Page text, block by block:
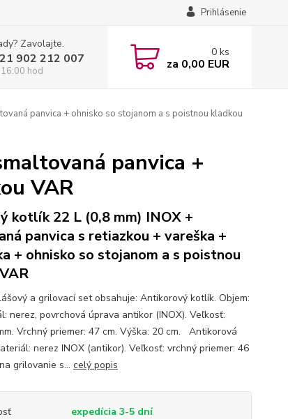
Prihlásenie
Zavolajte.
902 212 007
hod
0 ks
za 0,00 EUR
panvica + ohnisko so stojanom a s poistnou kladkou
panvica +
VAR
kotlík 22 L (0,8 mm) INOX +
panvica s retiazkou + vareška +
+ ohnisko so stojanom a s poistnou
a grilovací set obsahuje: Antikorový kotlík. Objem:
nerez, povrchová úprava antikor (INOX). Veľkosť:
Vrchný priemer: 47 cm. Výška: 20 cm. Antikorová
nerez INOX (antikor). Veľkosť: vrchný priemer: 46
grilovanie s... celý popis
expedícia 3-5 dní